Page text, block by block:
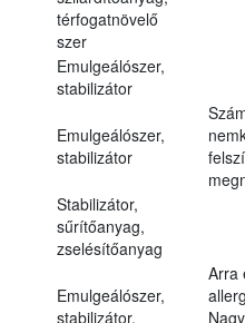
térfogatnövelő
szer
Emulgeálószer,
stabilizátor
Emulgeálószer,
stabilizátor
Stabilizátor,
sűrítőanyag,
zselésítőanyag
Emulgeálószer,
stabilizátor,
Arra